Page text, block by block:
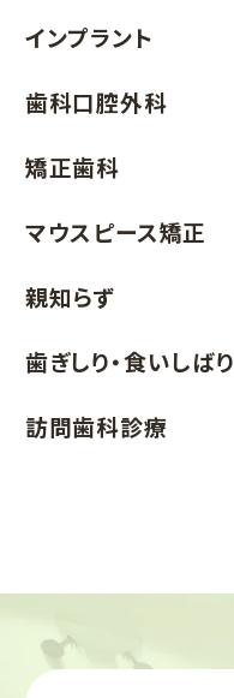
インプラント
歯科口腔外科
矯正歯科
マウスピース矯正
親知らず
歯ぎしり・食いしばり
訪問歯科診療